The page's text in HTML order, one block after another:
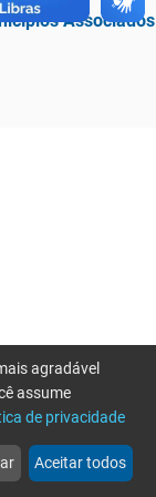
Associados
more_horiz
Mais
agradável
assume
de privacidade
Aceitar todos